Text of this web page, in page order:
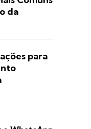
da
para